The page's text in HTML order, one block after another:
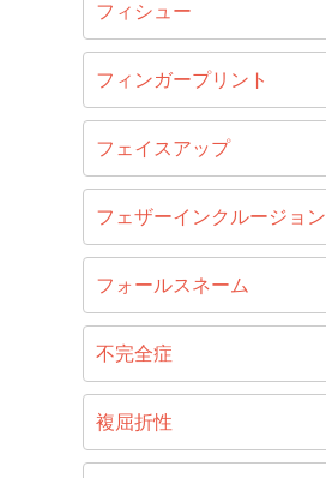
フィシュー
フィンガープリント
フェイスアップ
フェザーインクルージョン
フォールスネーム
不完全症
複屈折性